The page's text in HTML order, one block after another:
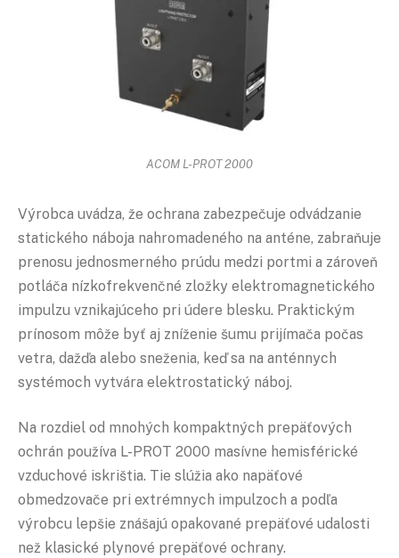
ACOM L-PROT 2000
Výrobca uvádza, že ochrana zabezpečuje odvádzanie
statického náboja nahromadeného na anténe, zabraňuje
prenosu jednosmerného prúdu medzi portmi a zároveň
potláča nízkofrekvenčné zložky elektromagnetického
impulzu vznikajúceho pri údere blesku. Praktickým
prínosom môže byť aj zníženie šumu prijímača počas
vetra, dažďa alebo sneženia, keď sa na anténnych
systémoch vytvára elektrostatický náboj.
Na rozdiel od mnohých kompaktných prepäťových
ochrán používa L-PROT 2000 masívne hemisférické
vzduchové iskrištia. Tie slúžia ako napäťové
obmedzovače pri extrémnych impulzoch a podľa
výrobcu lepšie znášajú opakované prepäťové udalosti
než klasické plynové prepäťové ochrany.